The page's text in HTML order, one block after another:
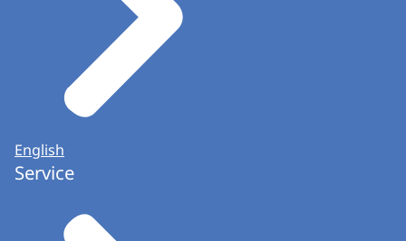
English
Service